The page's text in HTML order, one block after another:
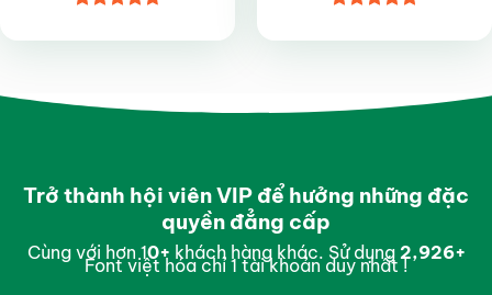
hạng4.75
hạng4.95
Trở thành hội viên VIP để hưởng những đặc
quyền đẳng cấp
Cùng với hơn 10+ khách hàng khác. Sử dụng 2,995+
Font việt hóa chỉ 1 tài khoản duy nhất !